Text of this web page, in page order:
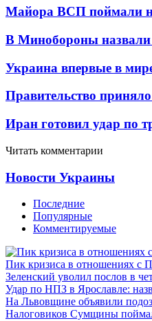
Майора ВСП поймали
В Минобороны
Украина впервые в
Правительство
Иран готовил удар по
Читать комментарии
Новости Украины
Последние
Популярные
Комментируемые
Пик кризиса в отношениях с
Зеленский уволил послов в
Удар по НПЗ в Ярославле:
На Львовщине объявили
Налоговиков Сумщины